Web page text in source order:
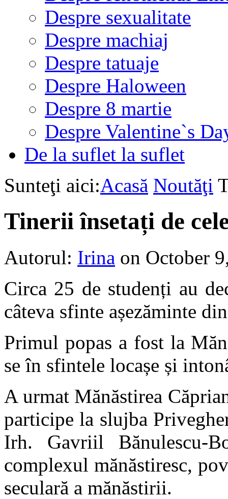
Despre sexualitate
Despre machiaj
Despre tatuaje
Despre Haloween
Despre 8 martie
Despre Valentine`s
De la suflet la suflet
Sunteţi aici:Acasă Noutăţi
Tinerii însetați de
Autorul: Irina on October
Circa 25 de studenți au
câteva sfinte așezăminte
Primul popas a fost la
se în sfintele locașe și
A urmat Mănăstirea
participe la slujba
Irh. Gavriil Bănulescu-
complexul mănăstiresc,
seculară a mănăstirii.